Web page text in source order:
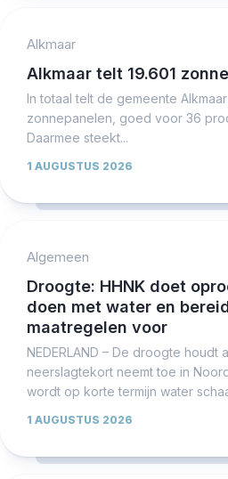
Alkmaar
Alkmaar telt 19.601
In totaal telt de gemeente
zonnepanelen, goed voor 36
Daarmee steekt...
1 AUGUSTUS 2026
Algemeen
Droogte: HHNK doet
doen met water en
maatregelen voor
NEDERLAND – De droogte houdt
neerslagtekort neemt toe in
wordt op korte termijn water
1 AUGUSTUS 2026